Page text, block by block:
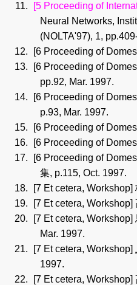
[5 Proceeding of
Neural Networks,
(NOLTA'97), 1,
[6 Proceeding of
[6 Proceeding of
pp.92, Mar. 1997.
[6 Proceeding of
p.93, Mar. 1997.
[6 Proceeding of
[6 Proceeding of
[6 Proceeding of
集, p.115, Oct. 1997.
[7 Et cetera, Workshop]
[7 Et cetera, Workshop]
[7 Et cetera, Workshop]
Mar. 1997.
[7 Et cetera, Workshop]
1997.
[7 Et cetera, Workshop]